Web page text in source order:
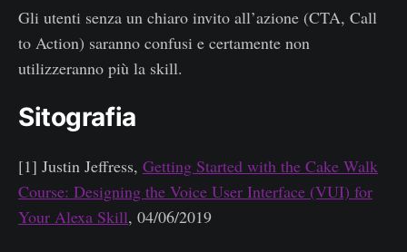
Gli utenti senza un chiaro invito all’azione (CTA, Call
to Action) saranno confusi e certamente non
utilizzeranno più la skill.
Sitografia
[1] Justin Jeffress, Getting Started with the Cake Walk
Course: Designing the Voice User Interface (VUI) for
Your Alexa Skill, 04/06/2019